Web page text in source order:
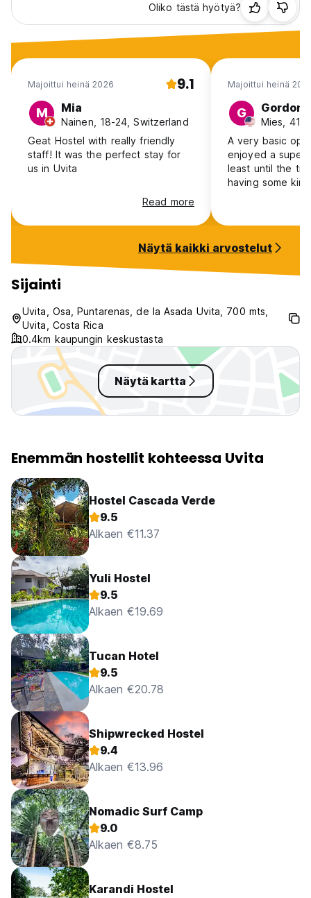
Oliko tästä hyötyä?
Majoittui heinä 2026 9.1
M Mia
Nainen, 18-24, Switzerland
Geat Hostel with really friendly
staff! It was the perfect stay for
us in Uvita
Read more
Majoittui heinä
G Gordon
Mies,
A very basic
enjoyed a
least until the
having some
hiked down to
enter far from
Näytä kaikki arvostelut
Sijainti
Uvita, Osa, Puntarenas, de la Asada Uvita, 700 mts,
Uvita, Costa Rica
0.4km kaupungin keskustasta
Näytä kartta
Enemmän hostellit kohteessa Uvita
Hostel Cascada Verde
9.5
Alkaen €11.37
Yuli Hostel
9.5
Alkaen €19.69
Tucan Hotel
9.5
Alkaen €20.78
Shipwrecked Hostel
9.4
Alkaen €13.96
Nomadic Surf Camp
9.0
Alkaen €8.75
Karandi Hostel